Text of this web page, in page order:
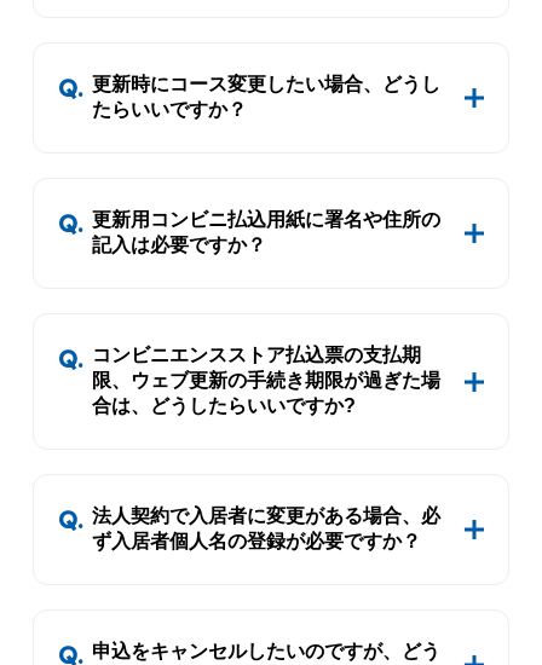
更新時にコース変更したい場合、どうし
たらいいですか？
更新用コンビニ払込用紙に署名や住所の
記入は必要ですか？
コンビニエンスストア払込票の支払期
限、ウェブ更新の手続き期限が過ぎた場
合は、どうしたらいいですか?
法人契約で入居者に変更がある場合、必
ず入居者個人名の登録が必要ですか？
申込をキャンセルしたいのですが、どう